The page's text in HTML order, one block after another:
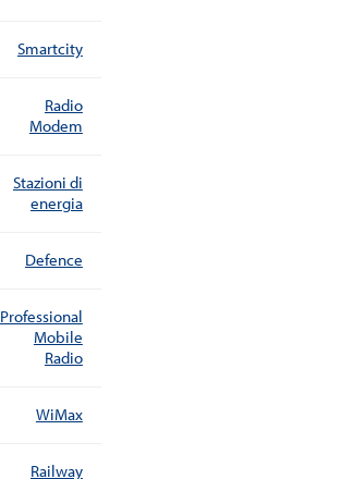
Smartcity
Radio
Modem
Stazioni di
energia
Defence
Professional
Mobile
Radio
WiMax
Railway